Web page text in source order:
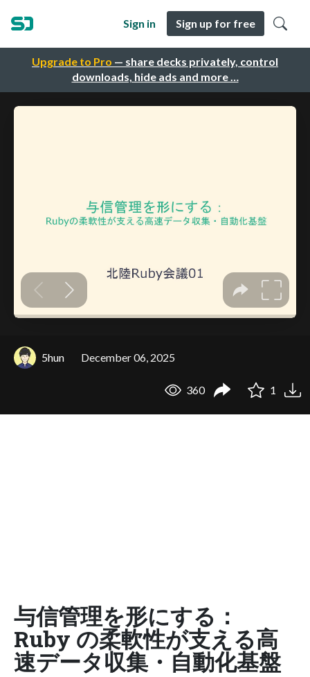
Upgrade to Pro — share decks privately, control
downloads, hide ads and more …
Sign in Sign up for free
5hun December 06, 2025
360 1
与信管理を形にする：
Ruby の柔軟性が支える高
速データ収集・自動化基盤